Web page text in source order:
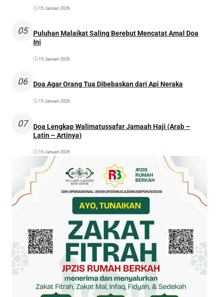
15 Januari 2026
05
Puluhan Malaikat Saling Berebut Mencatat Amal Doa
Ini
15 Januari 2026
06 Doa Agar Orang Tua Dibebaskan dari Api Neraka
15 Januari 2026
07
Doa Lengkap Walimatussafar Jamaah Haji (Arab –
Latin – Artinya)
15 Januari 2026